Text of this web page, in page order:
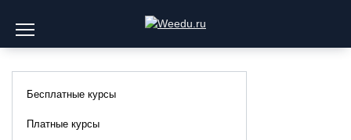
содержанию
Бесплатные курсы
Платные курсы